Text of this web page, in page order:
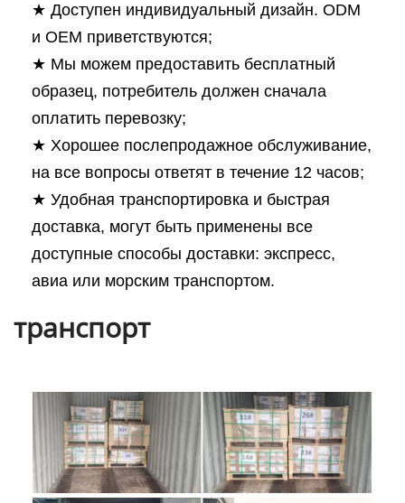
★ Доступен индивидуальный дизайн. ODM
и OEM приветствуются;
★ Мы можем предоставить бесплатный
образец, потребитель должен сначала
оплатить перевозку;
★ Хорошее послепродажное обслуживание,
на все вопросы ответят в течение 12 часов;
★ Удобная транспортировка и быстрая
доставка, могут быть применены все
доступные способы доставки: экспресс,
авиа или морским транспортом.
транспорт